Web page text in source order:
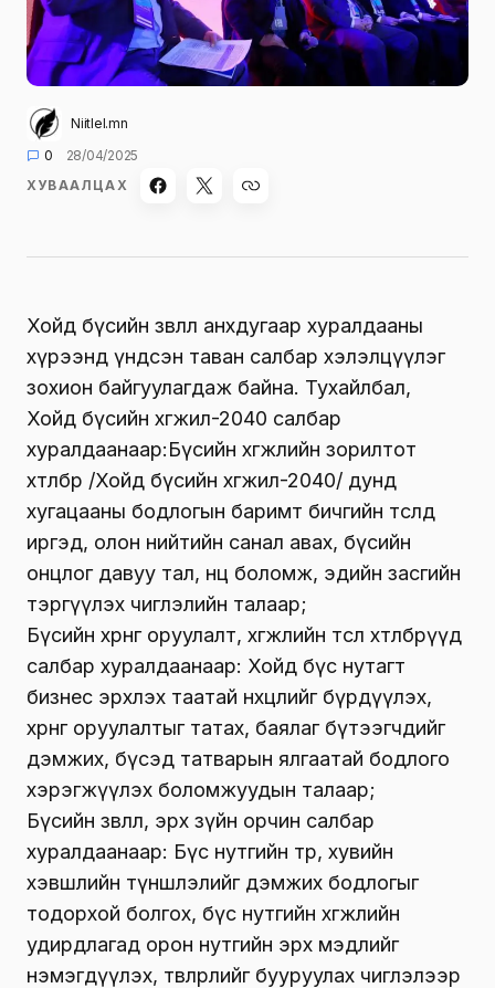
Niitlel.mn
0
28/04/2025
ХУВААЛЦАХ
Хойд бүсийн зөвлөл анхдугаар хуралдааны
хүрээнд үндсэн таван салбар хэлэлцүүлэг
зохион байгуулагдаж байна. Тухайлбал,
Хойд бүсийн хөгжил-2040 салбар
хуралдаанаар:Бүсийн хөгжлийн зорилтот
хөтөлбөр /Хойд бүсийн хөгжил-2040/ дунд
хугацааны бодлогын баримт бичгийн төсөлд
иргэд, олон нийтийн санал авах, бүсийн
онцлог давуу тал, нөөц боломж, эдийн засгийн
тэргүүлэх чиглэлийн талаар;
Бүсийн хөрөнгө оруулалт, хөгжлийн төсөл хөтөлбөрүүд
салбар хуралдаанаар: Хойд бүс нутагт
бизнес эрхлэх таатай нөхцөлийг бүрдүүлэх,
хөрөнгө оруулалтыг татах, баялаг бүтээгчдийг
дэмжих, бүсэд татварын ялгаатай бодлого
хэрэгжүүлэх боломжуудын талаар;
Бүсийн зөвлөл, эрх зүйн орчин салбар
хуралдаанаар: Бүс нутгийн төр, хувийн
хэвшлийн түншлэлийг дэмжих бодлогыг
тодорхой болгох, бүс нутгийн хөгжлийн
удирдлагад орон нутгийн эрх мэдлийг
нэмэгдүүлэх, төвлөрлийг бууруулах чиглэлээр